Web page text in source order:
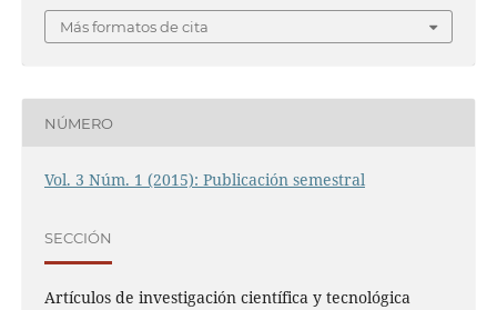
Más formatos de cita
NÚMERO
Vol. 3 Núm. 1 (2015): Publicación semestral
SECCIÓN
Artículos de investigación científica y tecnológica